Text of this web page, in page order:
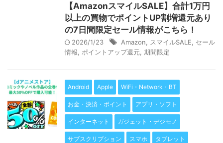
【AmazonスマイルSALE】合計1万円
以上の買物でポイントUP割増還元あり
の7日間限定セール情報がこちら！
2026/1/23 Amazon スマイルSALE
セール
情報
ポイントアップ還元 期間限定
Android Apple WiFi・Network・BT
お金・決済・ポイント アプリ・ソフト
インターネット ガジェット・デジモノ
サブスクリプション スマホ タブレット